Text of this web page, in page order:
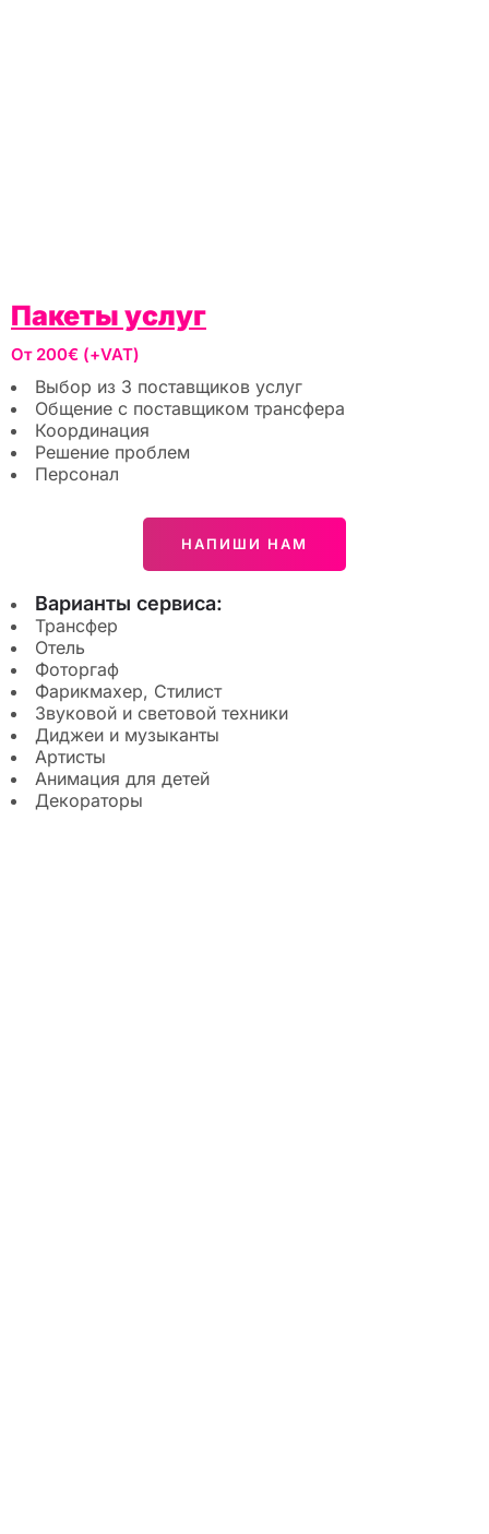
Пакеты услуг
От 200€ (+VAT)
Выбор из 3 поставщиков услуг
Общение с поставщиком трансфера
Координация
Решение проблем
Персонал
НАПИШИ НАМ
Варианты сервиса:
Трансфер
Отель
Фоторгаф
Фарикмахер, Стилист
Звуковой и световой техники
Диджеи и музыканты
Артисты
Анимация для детей
Декораторы